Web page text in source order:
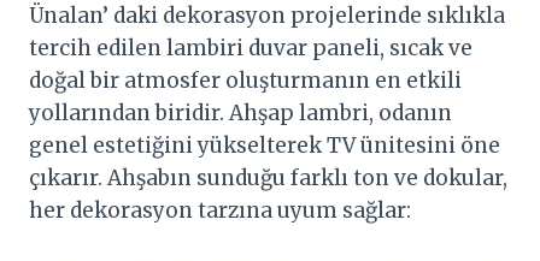
Ünalan’ daki dekorasyon projelerinde sıklıkla
tercih edilen lambiri duvar paneli, sıcak ve
doğal bir atmosfer oluşturmanın en etkili
yollarından biridir. Ahşap lambri, odanın
genel estetiğini yükselterek TV ünitesini öne
çıkarır. Ahşabın sunduğu farklı ton ve dokular,
her dekorasyon tarzına uyum sağlar: